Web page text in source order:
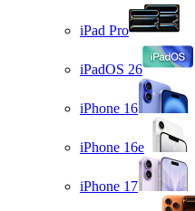
iPad Pro
iPadOS 26
iPhone 16
iPhone 16e
iPhone 17